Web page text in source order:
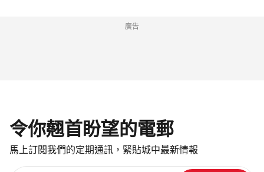
廣告
令你翹首盼望的電郵
馬上訂閱我們的定期通訊，緊貼城中最新情報